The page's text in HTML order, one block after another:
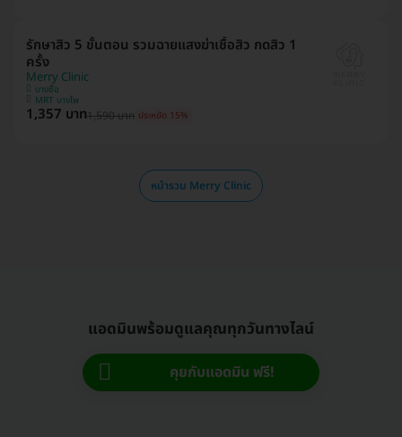
รักษาสิว 5 ขั้นตอน รวมฉายแสงฆ่าเชื้อสิว กดสิว 1
ครั้ง
Merry Clinic
บางซื่อ
MRT บางโพ
1,357 บาท1,590 บาท ประหยัด 15%
หน้ารวม Merry Clinic
แอดมินพร้อมดูแลคุณทุกวันทางไลน์
คุยกับแอดมิน ฟรี!